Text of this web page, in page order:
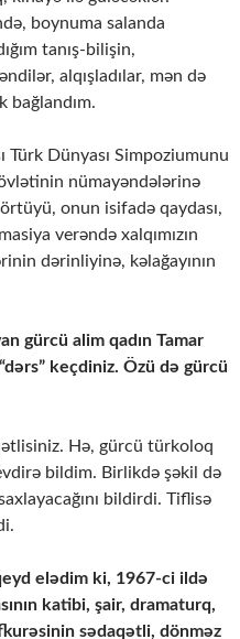
boynuma salanda
tanış-bilişin,
alqışladılar, mən də
bağlandım.
Dünyası Simpoziumunu
nümayəndələrinə
onun isifadə qaydası,
verəndə xalqımızın
dərinliyinə, kəlağayının
gürcü alim qadın Tamar
keçdiniz. Özü də gürcü
Hə, gürcü türkoloq
bildim. Birlikdə şəkil də
bildirdi. Tiflisə
elədim ki, 1967-ci ildə
katibi, şair, dramaturq,
sədaqətli, dönməz